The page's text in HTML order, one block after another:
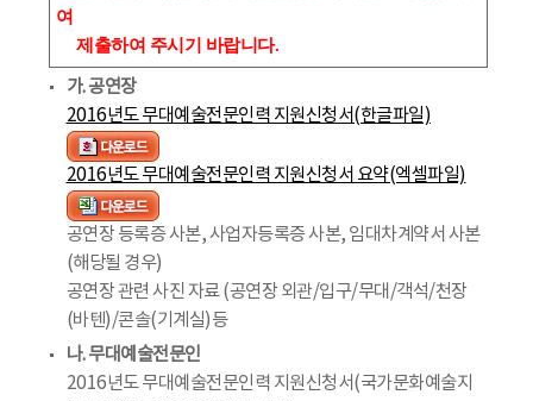
여
제출하여 주시기 바랍니다.
가. 공연장
2016년도 무대예술전문인력 지원신청서(한글파일)
2016년도 무대예술전문인력 지원신청서 요약(엑셀파일)
공연장 등록증 사본, 사업자등록증 사본, 임대차계약서 사본
(해당될 경우)
공연장 관련 사진 자료 (공연장 외관/입구/무대/객석/천장
(바텐)/콘솔(기계실)등
나. 무대예술전문인
2016년도 무대예술전문인력 지원신청서(국가문화예술지